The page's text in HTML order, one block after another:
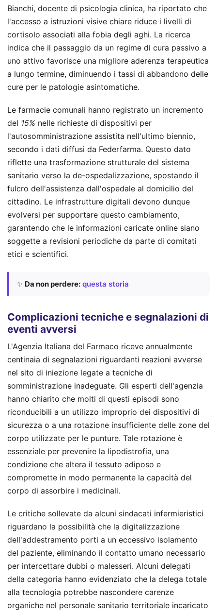
Bianchi, docente di psicologia clinica, ha riportato che
l'accesso a istruzioni visive chiare riduce i livelli di
cortisolo associati alla fobia degli aghi. La ricerca
indica che il passaggio da un regime di cura passivo a
uno attivo favorisce una migliore aderenza terapeutica
a lungo termine, diminuendo i tassi di abbandono delle
cure per le patologie asintomatiche.
Le farmacie comunali hanno registrato un incremento
del 15% nelle richieste di dispositivi per
l'autosomministrazione assistita nell'ultimo biennio,
secondo i dati diffusi da Federfarma. Questo dato
riflette una trasformazione strutturale del sistema
sanitario verso la de-ospedalizzazione, spostando il
fulcro dell'assistenza dall'ospedale al domicilio del
cittadino. Le infrastrutture digitali devono dunque
evolversi per supportare questo cambiamento,
garantendo che le informazioni caricate online siano
soggette a revisioni periodiche da parte di comitati
etici e scientifici.
✨ Da non perdere: questa storia
Complicazioni tecniche e segnalazioni di
eventi avversi
L'Agenzia Italiana del Farmaco riceve annualmente
centinaia di segnalazioni riguardanti reazioni avverse
nel sito di iniezione legate a tecniche di
somministrazione inadeguate. Gli esperti dell'agenzia
hanno chiarito che molti di questi episodi sono
riconducibili a un utilizzo improprio dei dispositivi di
sicurezza o a una rotazione insufficiente delle zone del
corpo utilizzate per le punture. Tale rotazione è
essenziale per prevenire la lipodistrofia, una
condizione che altera il tessuto adiposo e
compromette in modo permanente la capacità del
corpo di assorbire i medicinali.
Le critiche sollevate da alcuni sindacati infermieristici
riguardano la possibilità che la digitalizzazione
dell'addestramento porti a un eccessivo isolamento
del paziente, eliminando il contatto umano necessario
per intercettare dubbi o malesseri. Alcuni delegati
della categoria hanno evidenziato che la delega totale
alla tecnologia potrebbe nascondere carenze
organiche nel personale sanitario territoriale incaricato